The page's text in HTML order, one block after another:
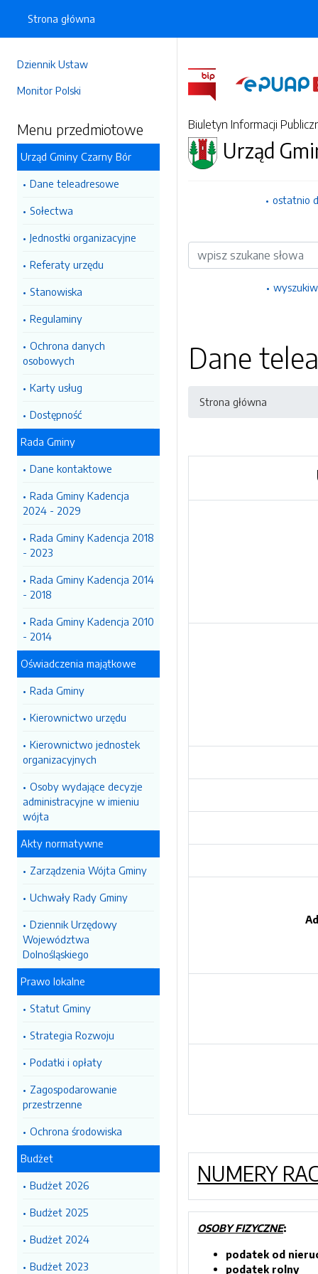
Dziennik Ustaw
Monitor Polski
Menu przedmiotowe
Urząd Gminy Czarny Bór
Dane teleadresowe
Sołectwa
Jednostki organizacyjne
Referaty urzędu
Stanowiska
Regulaminy
Ochrona danych
osobowych
Karty usług
Dostępność
Rada Gminy
Dane kontaktowe
Rada Gminy Kadencja
2024 - 2029
Rada Gminy Kadencja 2018
- 2023
Rada Gminy Kadencja 2014
- 2018
Rada Gminy Kadencja 2010
- 2014
Oświadczenia majątkowe
Rada Gminy
Kierownictwo urzędu
Kierownictwo jednostek
organizacyjnych
Osoby wydające decyzje
administracyjne w imieniu
wójta
Akty normatywne
Zarządzenia Wójta Gminy
Uchwały Rady Gminy
Dziennik Urzędowy
Województwa
Dolnośląskiego
Prawo lokalne
Statut Gminy
Strategia Rozwoju
Podatki i opłaty
Zagospodarowanie
przestrzenne
Ochrona środowiska
Budżet
Budżet 2026
Budżet 2025
Budżet 2024
Budżet 2023
Strona główna
Biuletyn Informacji
Urząd
ostatnio
Wyszukiwarka
Dane
Strona główna
NUMERY
OSOBY FIZYCZNE:
podatek od
podatek rolny